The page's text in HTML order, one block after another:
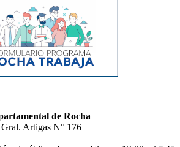
de Rocha
Artigas N° 176